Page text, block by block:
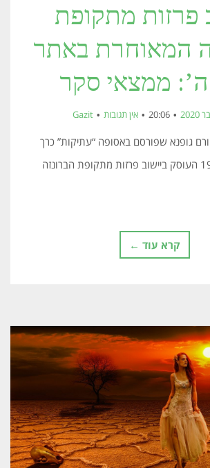
פרזות מתקופת
המאוחרת באתר
ממצאי סקר
20:06 אין תגובות Gazit
גופנא שפורסם באסופה “עתיקות” כרך
22, התשנ”ג / 1993 העוסק ביישוב פרזות מתקופת הברונזה
קרא עוד ←